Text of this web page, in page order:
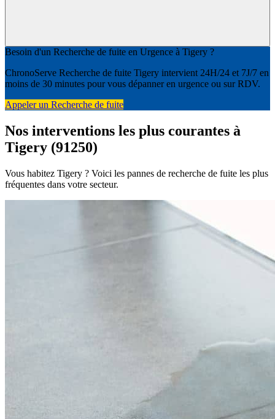
Besoin d'un Recherche de fuite en Urgence à Tigery ?
ChronoServe Recherche de fuite Tigery intervient 24H/24 et 7J/7 en
moins de 30 minutes pour vous dépanner en urgence ou sur RDV.
Appeler un Recherche de fuite
Nos interventions les plus courantes à
Tigery (91250)
Vous habitez Tigery ? Voici les pannes de recherche de fuite les plus
fréquentes dans votre secteur.